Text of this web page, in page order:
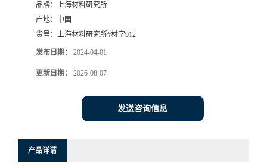
品牌： 上海材料研究所
产地： 中国
货号： 上海材料研究所#材字912
发布日期： 2024-04-01
更新日期： 2026-08-07
发送咨询信息
产品详请